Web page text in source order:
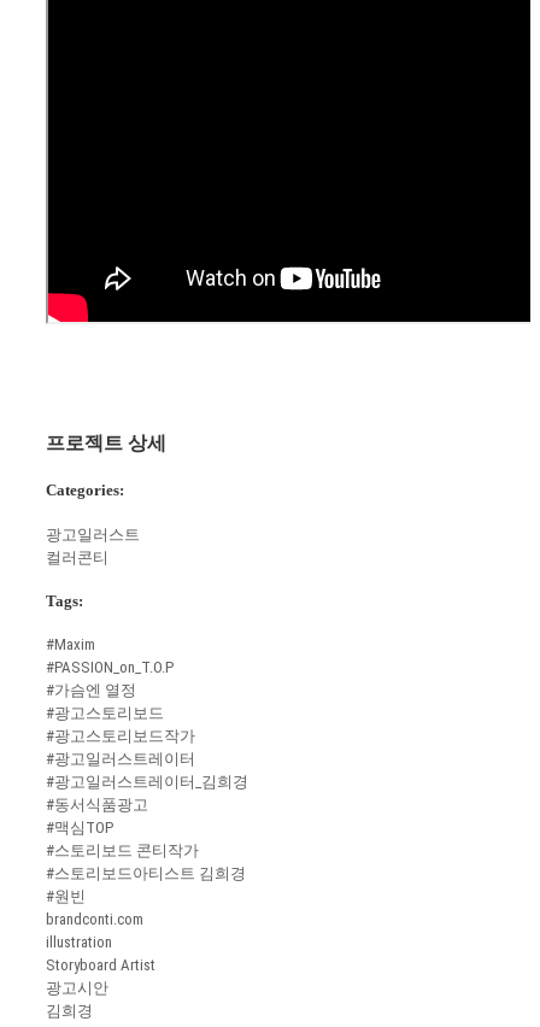
프로젝트 상세
Categories:
광고일러스트
컬러콘티
Tags:
#Maxim
#PASSION_on_T.O.P
#가슴엔 열정
#광고스토리보드
#광고스토리보드작가
#광고일러스트레이터
#광고일러스트레이터_김희경
#동서식품광고
#맥심TOP
#스토리보드 콘티작가
#스토리보드아티스트 김희경
#원빈
brandconti.com
illustration
Storyboard Artist
광고시안
김희경